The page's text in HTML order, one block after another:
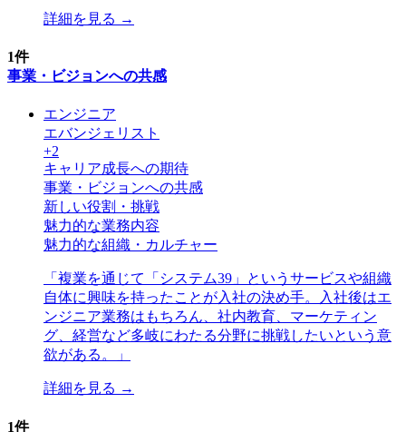
詳細を見る →
1件
事業・ビジョンへの共感
エンジニア
エバンジェリスト
+2
キャリア成長への期待
事業・ビジョンへの共感
新しい役割・挑戦
魅力的な業務内容
魅力的な組織・カルチャー
「 複業を通じて「システム39」というサービスや組織
自体に興味を持ったことが入社の決め手。入社後はエ
ンジニア業務はもちろん、社内教育、マーケティン
グ、経営など多岐にわたる分野に挑戦したいという意
欲がある。
」
詳細を見る →
1件